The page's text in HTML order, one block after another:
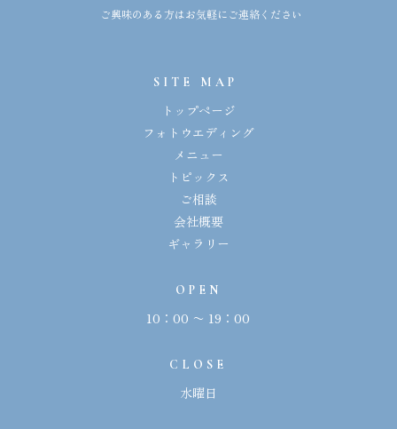
ご興味のある方はお気軽にご連絡ください
SITE MAP
トップページ
フォトウエディング
メニュー
トピックス
ご相談
会社概要
ギャラリー
OPEN
10：00 〜 19：00
CLOSE
水曜日